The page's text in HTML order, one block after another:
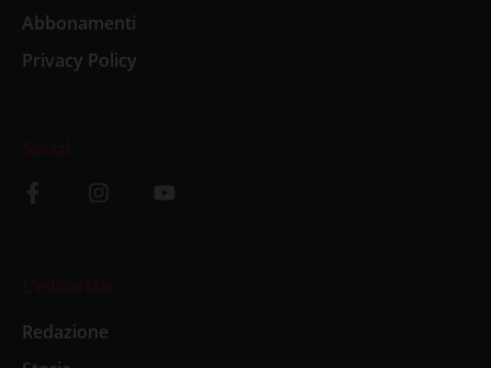
Abbonamenti
Privacy Policy
Social
L’editoriale
Redazione